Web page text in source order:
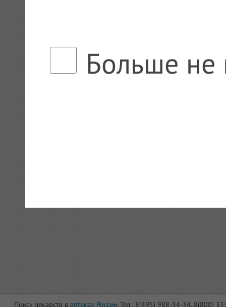
Поиск лекарств в аптеках России. Тел.: 8(495) 988-34-34, 8(800)
Больше не